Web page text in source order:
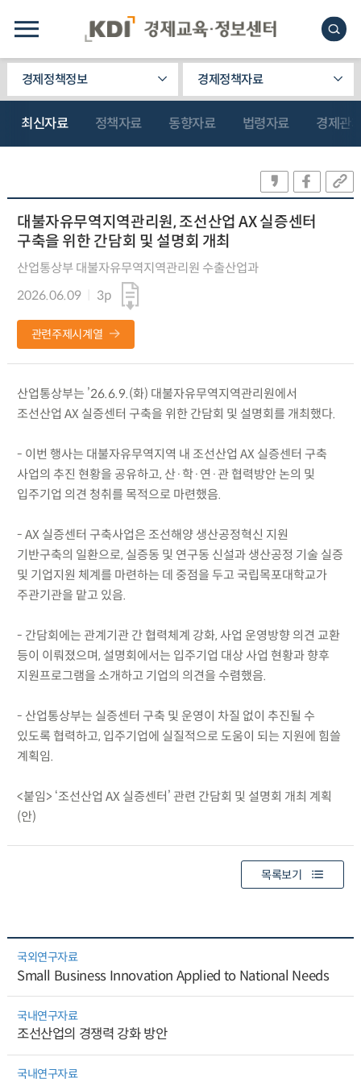
경제정책정보 경제정책자료
최신자료 정책자료 동향자료 법령자료 경제관
대불자유무역지역관리원, 조선산업 AX 실증센터
구축을 위한 간담회 및 설명회 개최
산업통상부 대불자유무역지역관리원 수출산업과
2026.06.09
3p
관련주제시계열
산업통상부는 ’26.6.9.(화) 대불자유무역지역관리원에서
조선산업 AX 실증센터 구축을 위한 간담회 및 설명회를 개최했다.
- 이번 행사는 대불자유무역지역 내 조선산업 AX 실증센터 구축
사업의 추진 현황을 공유하고, 산·학·연·관 협력방안 논의 및
입주기업 의견 청취를 목적으로 마련했음.
- AX 실증센터 구축사업은 조선해양 생산공정혁신 지원
기반구축의 일환으로, 실증동 및 연구동 신설과 생산공정 기술 실증
및 기업지원 체계를 마련하는 데 중점을 두고 국립목포대학교가
주관기관을 맡고 있음.
- 간담회에는 관계기관 간 협력체계 강화, 사업 운영방향 의견 교환
등이 이뤄졌으며, 설명회에서는 입주기업 대상 사업 현황과 향후
지원프로그램을 소개하고 기업의 의견을 수렴했음.
- 산업통상부는 실증센터 구축 및 운영이 차질 없이 추진될 수
있도록 협력하고, 입주기업에 실질적으로 도움이 되는 지원에 힘쓸
계획임.
<붙임> ‘조선산업 AX 실증센터’ 관련 간담회 및 설명회 개최 계획
(안)
목록보기
국외연구자료
Small Business Innovation Applied to National Needs
국내연구자료
조선산업의 경쟁력 강화 방안
국내연구자료